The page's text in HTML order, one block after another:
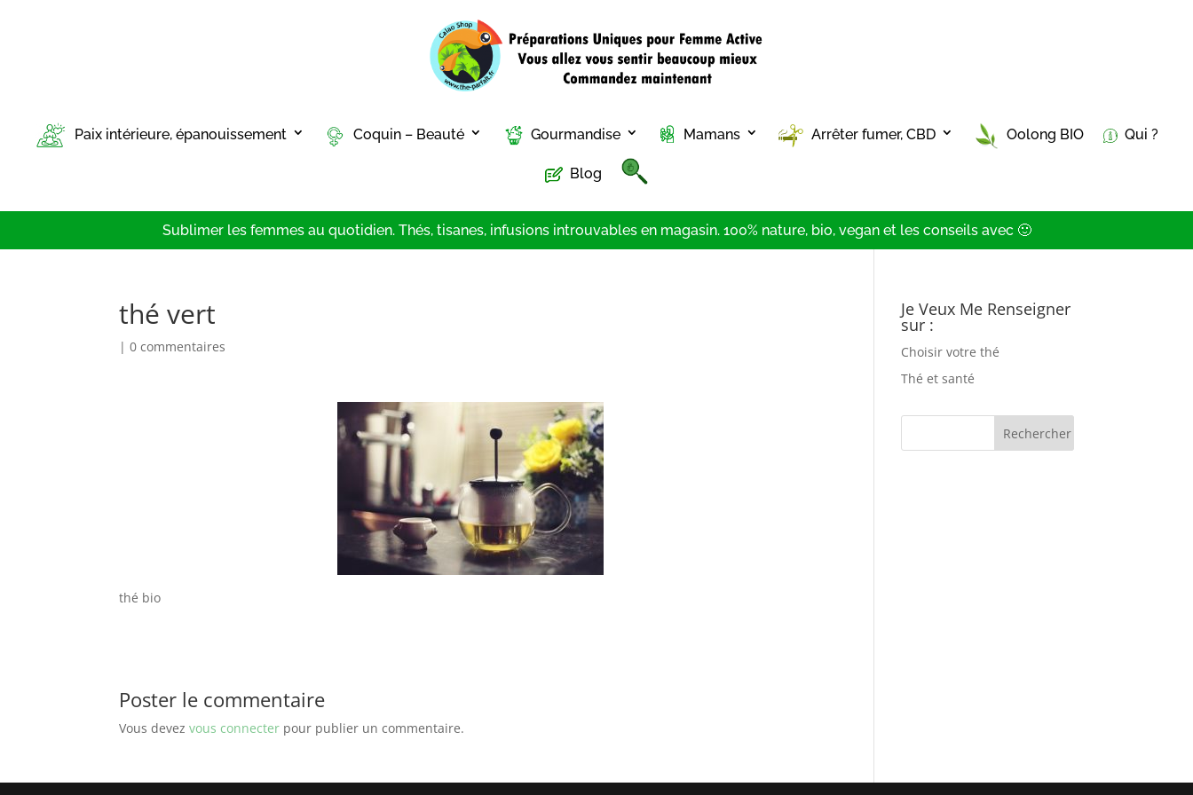
Paix intérieure, épanouissement Coquin – Beauté Gourmandise Mamans Arrêter fumer, CBD Oolong BIO Qui ?
Blog
Sublimer les femmes au quotidien. Thés, tisanes, infusions introuvables en magasin. 100% nature, bio, vegan et les conseils avec 🙂
thé vert
|0 commentaires
thé bio
Poster le commentaire
Vous devezvous connecter pour publier un commentaire.
Je Veux Me Renseigner
sur :
Choisir votre thé
Thé et santé